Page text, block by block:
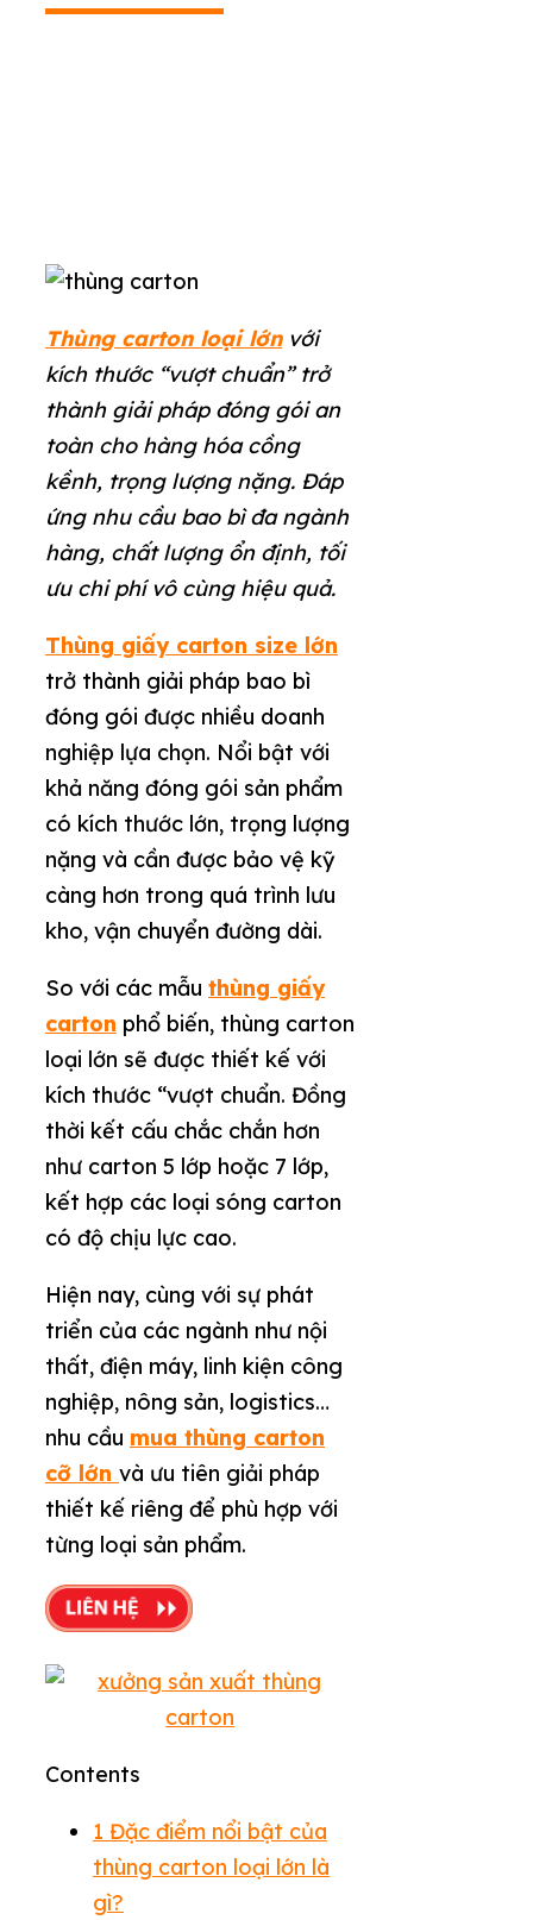
Thùng carton loại lớnvới
kích thước “vượt chuẩn” trở
thành giải pháp đóng gói an
toàn cho hàng hóa cồng
kềnh, trọng lượng nặng. Đáp
ứng nhu cầu bao bì đa ngành
hàng, chất lượng ổn định, tối
ưu chi phí vô cùng hiệu quả.
Thùng giấy carton size lớn
trở thành giải pháp bao bì
đóng gói được nhiều doanh
nghiệp lựa chọn. Nổi bật với
khả năng đóng gói sản phẩm
có kích thước lớn, trọng lượng
nặng và cần được bảo vệ kỹ
càng hơn trong quá trình lưu
kho, vận chuyển đường dài.
So với các mẫu thùng giấy
carton phổ biến, thùng carton
loại lớn sẽ được thiết kế với
kích thước “vượt chuẩn. Đồng
thời kết cấu chắc chắn hơn
như carton 5 lớp hoặc 7 lớp,
kết hợp các loại sóng carton
có độ chịu lực cao.
Hiện nay, cùng với sự phát
triển của các ngành như nội
thất, điện máy, linh kiện công
nghiệp, nông sản, logistics…
nhu cầu mua thùng carton
cỡ lớn và ưu tiên giải pháp
thiết kế riêng để phù hợp với
từng loại sản phẩm.
Contents
1 Đặc điểm nổi bật của
thùng carton loại lớn là
gì?